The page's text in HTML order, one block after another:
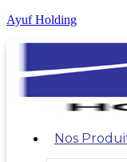
Ayuf Holding
Nos